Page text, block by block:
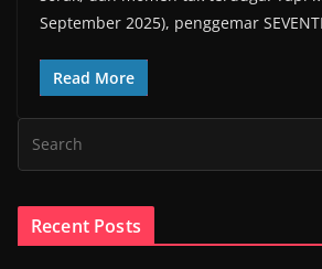
September 2025), penggemar
Read More
Recent Posts